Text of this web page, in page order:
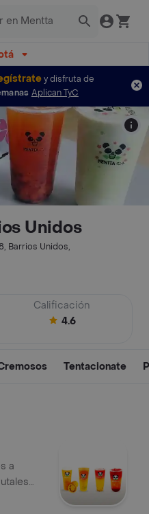
y disfruta de
Aplican TyC
Unidos
Barrios Unidos,
Calificación
4.6
Tentacionate
a